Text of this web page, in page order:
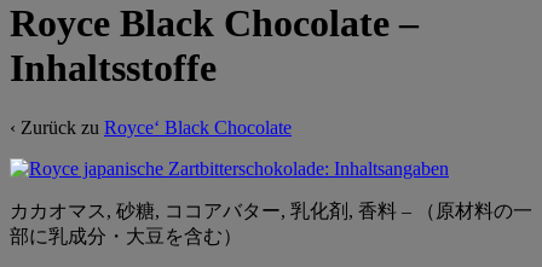
Royce Black Chocolate –
Inhaltsstoffe
‹ Zurück zu Royce‘ Black Chocolate
カカオマス, 砂糖, ココアバター, 乳化剤, 香料 – （原材料の一
部に乳成分・大豆を含む）